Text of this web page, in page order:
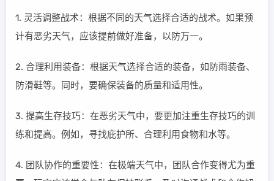
1. 灵活调整战术：根据不同的天气选择合适的战术。如果预
计有恶劣天气，应该提前做好准备，以防万一。
2. 合理利用装备：根据天气选择合适的装备，如防雨装备、
防滑鞋等。同时，要确保装备的质量和适用性。
3. 提高生存技巧：在恶劣天气中，要更加注重生存技巧的训
练和提高。例如，寻找庇护所、合理利用食物和水等。
4. 团队协作的重要性：在极端天气中，团队合作变得尤为重